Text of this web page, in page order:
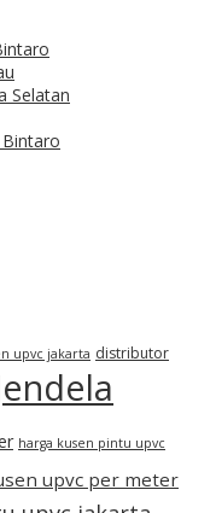
Selatan
upvc jakarta distributor
harga kusen pintu upvc
upvc per meter